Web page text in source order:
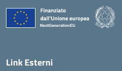
Link Esterni